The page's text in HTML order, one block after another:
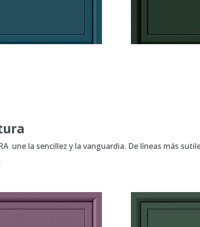
une la sencillez y la vanguardia. De líneas más